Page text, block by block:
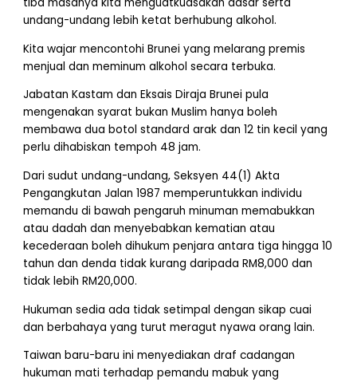
undang-undang lebih ketat berhubung alkohol.
Kita wajar mencontohi Brunei yang melarang premis
menjual dan meminum alkohol secara terbuka.
Jabatan Kastam dan Eksais Diraja Brunei pula
mengenakan syarat bukan Muslim hanya boleh
membawa dua botol standard arak dan 12 tin kecil yang
perlu dihabiskan tempoh 48 jam.
Dari sudut undang-undang, Seksyen 44(1) Akta
Pengangkutan Jalan 1987 memperuntukkan individu
memandu di bawah pengaruh minuman memabukkan
atau dadah dan menyebabkan kematian atau
kecederaan boleh dihukum penjara antara tiga hingga 10
tahun dan denda tidak kurang daripada RM8,000 dan
tidak lebih RM20,000.
Hukuman sedia ada tidak setimpal dengan sikap cuai
dan berbahaya yang turut meragut nyawa orang lain.
Taiwan baru-baru ini menyediakan draf cadangan
hukuman mati terhadap pemandu mabuk yang